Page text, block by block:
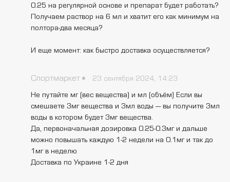
0.25 на регулярной основе и препарат будет работать?
Получаем раствор на 6 мл и хватит его как минимум на
полтора-два месяца?
И еще момент: как быстро доставка осуществляется?
Спортмаркет 23 сентября 2024, 14:23
Не путайте мг (вес вещества) и мл (объём) Если вы
смешаете 3мг вещества и 3мл воды — вы получите 3мл
воды в котором будет 3мг вещества.
Да, первоначальная дозировка 0.25-0.3мг и дальше
можно повышать каждую 1-2 недели на 0.1мг и так до
1мг в неделю
Доставка по Украине 1-2 дня